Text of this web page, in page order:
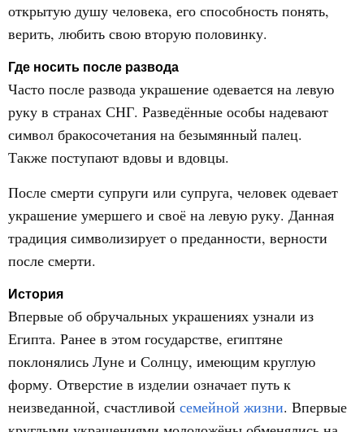
открытую душу человека, его способность понять,
верить, любить свою вторую половинку.
Где носить после развода
Часто после развода украшение одевается на левую
руку в странах СНГ. Разведённые особы надевают
символ бракосочетания на безымянный палец.
Также поступают вдовы и вдовцы.
После смерти супруги или супруга, человек одевает
украшение умершего и своё на левую руку. Данная
традиция символизирует о преданности, верности
после смерти.
История
Впервые об обручальных украшениях узнали из
Египта. Ранее в этом государстве, египтяне
поклонялись Луне и Солнцу, имеющим круглую
форму. Отверстие в изделии означает путь к
неизведанной, счастливой семейной жизни. Впервые